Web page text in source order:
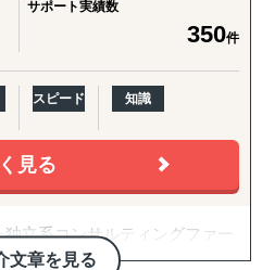
プイベントの企画運用、商談
結アドバイス・交渉支援（売
ファンディング、SNS運用代
Google広告・メディアアプロ
の実績が豊富にあります。
補調査、規制調査、スタート
に合わせて幅広くサポート致
調査が可能です。
ます。
サポート実績数
350件
スピード 知識
見る
文章を見る
立系コンサルティングファー
企業買収、AI開発等）